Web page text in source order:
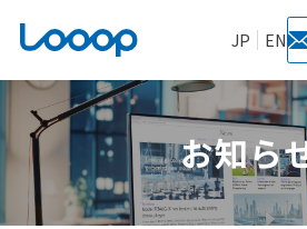
JP EN
お知ら